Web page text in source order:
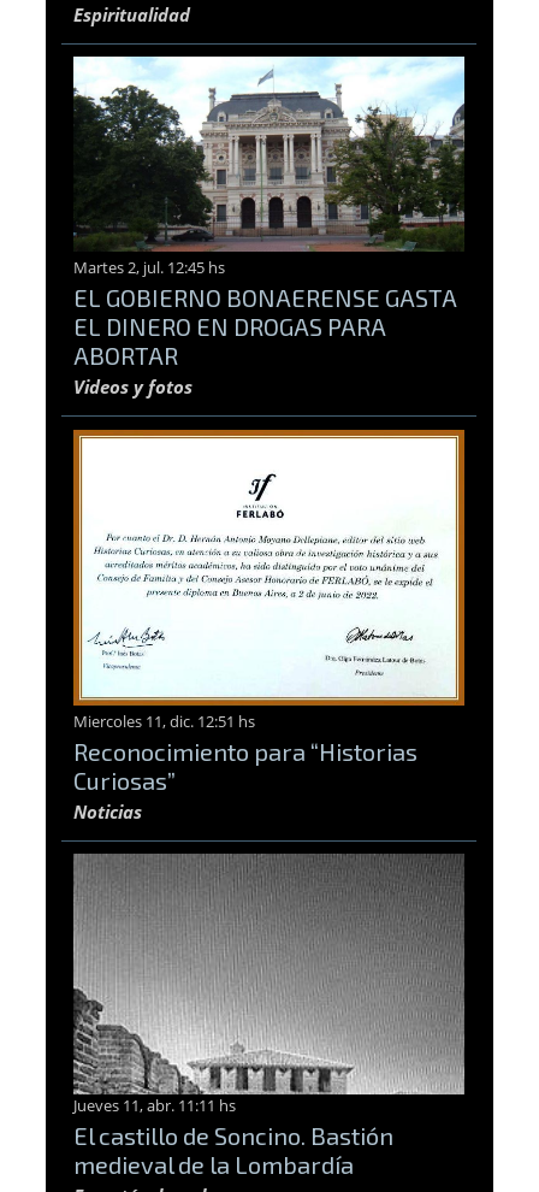
Espiritualidad
Martes 2, jul. 12:45 hs
EL GOBIERNO BONAERENSE GASTA
EL DINERO EN DROGAS PARA
ABORTAR
Videos y fotos
Miercoles 11, dic. 12:51 hs
Reconocimiento para “Historias
Curiosas”
Noticias
Jueves 11, abr. 11:11 hs
El castillo de Soncino. Bastión
medieval de la Lombardía